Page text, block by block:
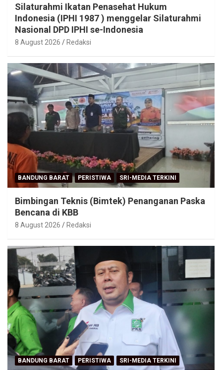
Silaturahmi Ikatan Penasehat Hukum
Indonesia (IPHI 1987 ) menggelar Silaturahmi
Nasional DPD IPHI se-Indonesia
8 August 2026 Redaksi
BANDUNG BARAT PERISTIWA SRI-MEDIA TERKINI
Bimbingan Teknis (Bimtek) Penanganan Paska
Bencana di KBB
8 August 2026 Redaksi
BANDUNG BARAT PERISTIWA SRI-MEDIA TERKINI